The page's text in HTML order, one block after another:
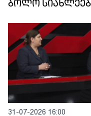
ბოლო
31-07-2026 16:00